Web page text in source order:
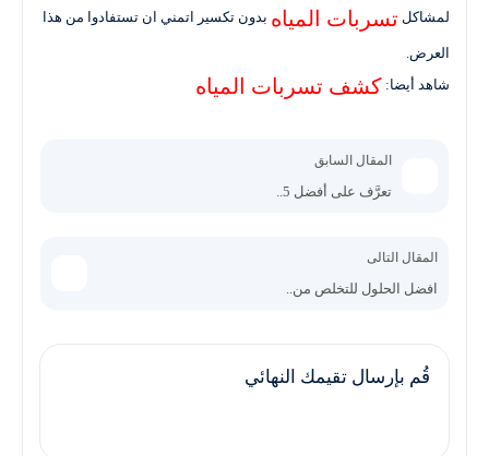
لمشاكل تسربات المياه بدون تكسير اتمني ان تستفادوا من هذا
العرض.
شاهد أيضا: كشف تسربات المياه
المقال السابق
تعرَّف على أفضل 5..
المقال التالى
افضل الحلول للتخلص من..
قُم بإرسال تقيمك النهائي